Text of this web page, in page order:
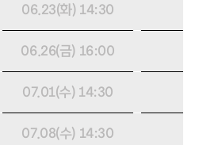
06.23(화) 14:30
06.26(금) 16:00
07.01(수) 14:30
07.08(수) 14:30